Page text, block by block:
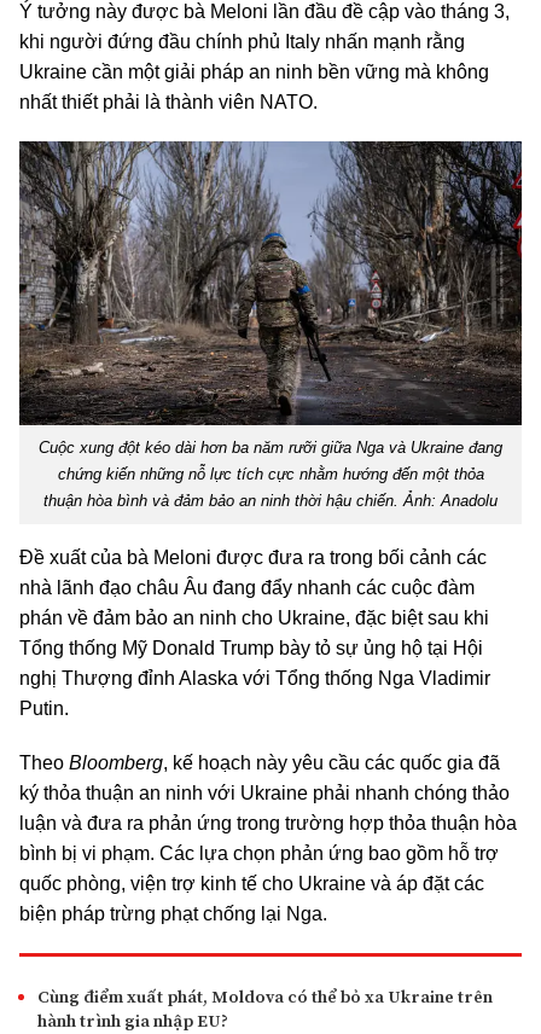
Ý tưởng này được bà Meloni lần đầu đề cập vào tháng 3,
khi người đứng đầu chính phủ Italy nhấn mạnh rằng
Ukraine cần một giải pháp an ninh bền vững mà không
nhất thiết phải là thành viên NATO.
Cuộc xung đột kéo dài hơn ba năm rưỡi giữa Nga và Ukraine đang
chứng kiến những nỗ lực tích cực nhằm hướng đến một thỏa
thuận hòa bình và đảm bảo an ninh thời hậu chiến. Ảnh: Anadolu
Đề xuất của bà Meloni được đưa ra trong bối cảnh các
nhà lãnh đạo châu Âu đang đẩy nhanh các cuộc đàm
phán về đảm bảo an ninh cho Ukraine, đặc biệt sau khi
Tổng thống Mỹ Donald Trump bày tỏ sự ủng hộ tại Hội
nghị Thượng đỉnh Alaska với Tổng thống Nga Vladimir
Putin.
Theo Bloomberg, kế hoạch này yêu cầu các quốc gia đã
ký thỏa thuận an ninh với Ukraine phải nhanh chóng thảo
luận và đưa ra phản ứng trong trường hợp thỏa thuận hòa
bình bị vi phạm. Các lựa chọn phản ứng bao gồm hỗ trợ
quốc phòng, viện trợ kinh tế cho Ukraine và áp đặt các
biện pháp trừng phạt chống lại Nga.
Cùng điểm xuất phát, Moldova có thể bỏ xa Ukraine trên
hành trình gia nhập EU?